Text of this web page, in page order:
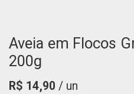
Aveia em Flocos
200g
R$ 14,90 / un